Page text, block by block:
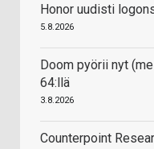
Honor uudisti
5.8.2026
Doom pyörii nyt
64:llä
3.8.2026
Counterpoint